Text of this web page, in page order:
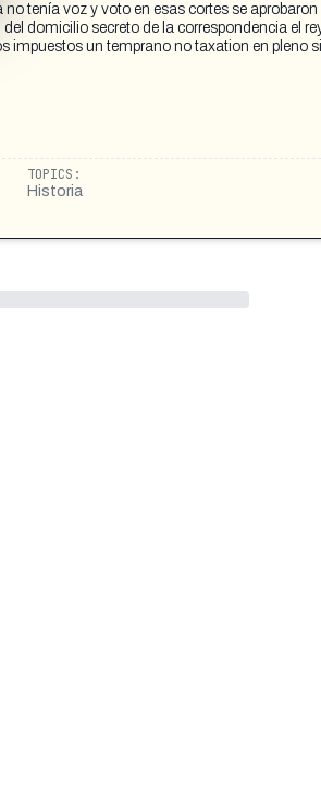
tenía voz y voto en esas cortes se
domicilio secreto de la correspondencia el
impuestos un temprano no taxation en pleno
TOPICS:
Historia